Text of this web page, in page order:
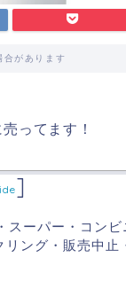
合があります
ってます！
]
スーパー・コン
ング・販売中止